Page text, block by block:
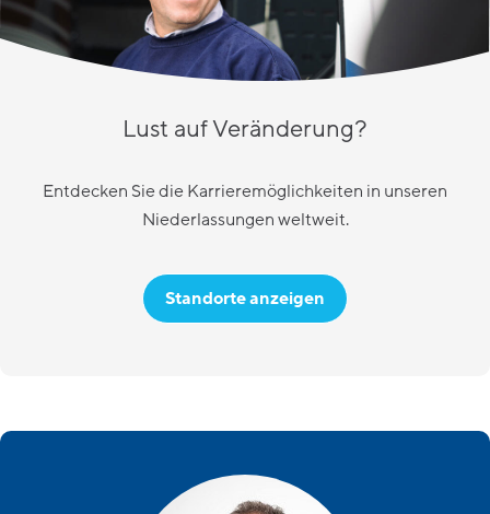
Lust auf Veränderung?
Entdecken Sie die Karrieremöglichkeiten in unseren
Niederlassungen weltweit.
Standorte anzeigen